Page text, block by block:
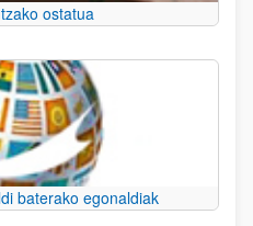
ostatua
baterako egonaldiak